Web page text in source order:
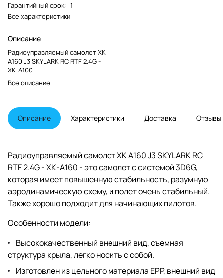
Гарантийный срок: 1
Все характеристики
Описание
Радиоуправляемый самолет XK
A160 J3 SKYLARK RC RTF 2.4G -
XK-A160
Все описание
Описание Характеристики Доставка Отзывы
Радиоуправляемый самолет XK A160 J3 SKYLARK RC
RTF 2.4G - XK-A160 - это самолет с системой 3D6G,
которая имеет повышенную стабильность, разумную
аэродинамическую схему, и полет очень стабильный.
Также хорошо подходит для начинающих пилотов.
Особенности модели:
Высококачественный внешний вид, съемная
структура крыла, легко носить с собой.
Изготовлен из цельного материала EPP, внешний вид